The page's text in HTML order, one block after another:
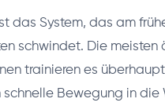
das System, das am
schwindet. Die meisten
trainieren es
schnelle Bewegung in die